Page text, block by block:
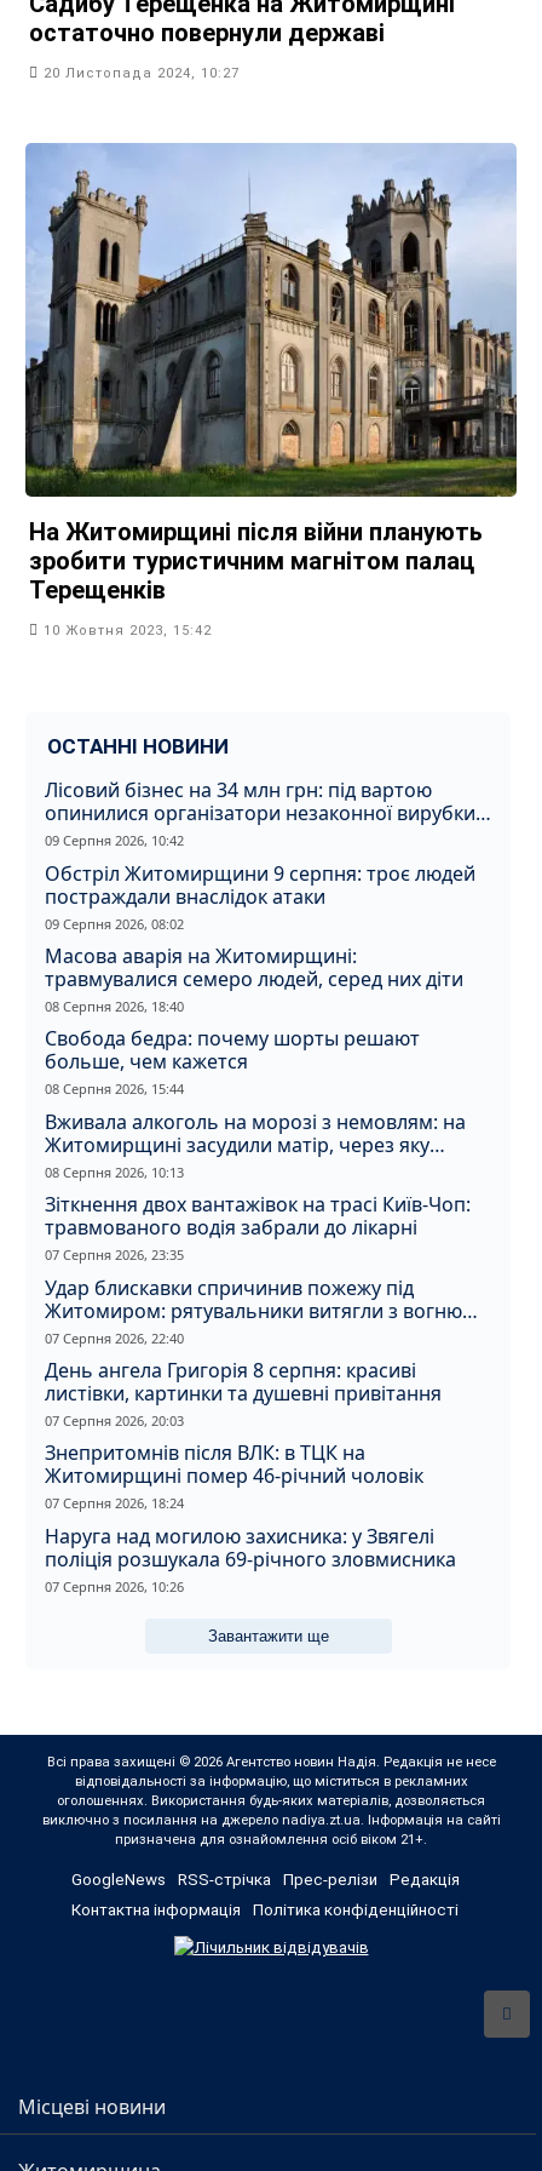
остаточно повернули державі
20 Листопада 2024, 10:27
На Житомирщині після війни планують
зробити туристичним магнітом палац
Терещенків
10 Жовтня 2023, 15:42
ОСТАННІ НОВИНИ
Лісовий бізнес на 34 млн грн: під вартою
опинилися організатори незаконної вирубки
на Житомирщині
09 Серпня 2026, 10:42
Обстріл Житомирщини 9 серпня: троє людей
постраждали внаслідок атаки
09 Серпня 2026, 08:02
Масова аварія на Житомирщині:
травмувалися семеро людей, серед них діти
08 Серпня 2026, 18:40
Свобода бедра: почему шорты решают
больше, чем кажется
08 Серпня 2026, 15:44
Вживала алкоголь на морозі з немовлям: на
Житомирщині засудили матір, через яку
дитина отримала обмороження
08 Серпня 2026, 10:13
Зіткнення двох вантажівок на трасі Київ-Чоп:
травмованого водія забрали до лікарні
07 Серпня 2026, 23:35
Удар блискавки спричинив пожежу під
Житомиром: рятувальники витягли з вогню
кота
07 Серпня 2026, 22:40
День ангела Григорія 8 серпня: красиві
листівки, картинки та душевні привітання
07 Серпня 2026, 20:03
Знепритомнів після ВЛК: в ТЦК на
Житомирщині помер 46-річний чоловік
07 Серпня 2026, 18:24
Наруга над могилою захисника: у Звягелі
поліція розшукала 69-річного зловмисника
07 Серпня 2026, 10:26
Завантажити ще
Всі права захищені © 2026 Агентство новин Надія. Редакція не несе
відповідальності за інформацію, що міститься в рекламних
оголошеннях. Використання будь-яких матеріалів, дозволяється
виключно з посилання на джерело nadiya.zt.ua. Інформація на сайті
призначена для ознайомлення осіб віком 21+.
GoogleNews RSS-стрічка Прес-релізи
Редакція
Контактна інформація
Політика конфіденційності
Місцеві новини